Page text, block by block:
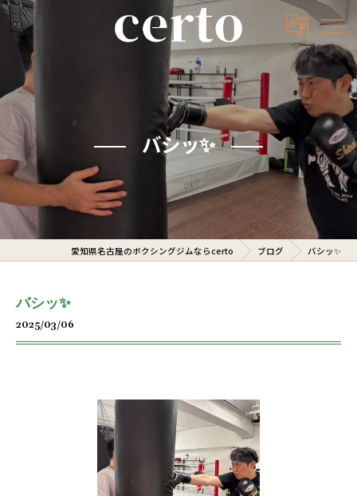
バシッ✨️
愛知県名古屋のボクシングジムならcerto ブログ バシッ✨️
バシッ✨️
2025/03/06